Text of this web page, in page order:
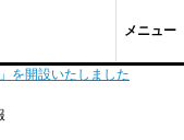
メニュー
を開設いたしました